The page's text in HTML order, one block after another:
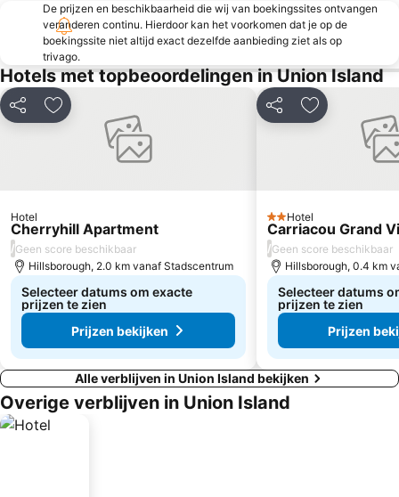
De prijzen en beschikbaarheid die wij van boekingssites ontvangen
veranderen continu. Hierdoor kan het voorkomen dat je op de
boekingssite niet altijd exact dezelfde aanbieding ziet als op
trivago.
Hotels met topbeoordelingen in Union Island
Delen Toevoegen aan favorieten
Hotel
Cherryhill Apartment
/Geen score beschikbaar
Hillsborough, 2.0 km vanaf Stadscentrum
Selecteer datums om exacte
prijzen te zien
Prijzen bekijken
Delen Toevoegen
2 Sterren
Hotel
Carriacou Grand
/Geen score beschikbaar
Hillsborough, 0.4 km
Selecteer datums
prijzen te zien
Prijzen
Alle verblijven in Union Island bekijken
Overige verblijven in Union Island